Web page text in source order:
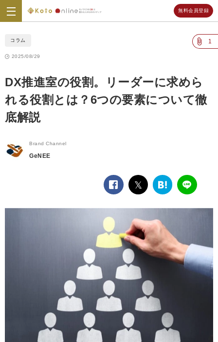
Koto
無料会員登録
コラム 1
2025/08/29
DX推進室の役割。リーダーに求めら
れる役割とは？6つの要素について徹
底解説
Brand Channel
GeNEE
facebook
twitterは
な
ッ
ク
マ
ー
LINE